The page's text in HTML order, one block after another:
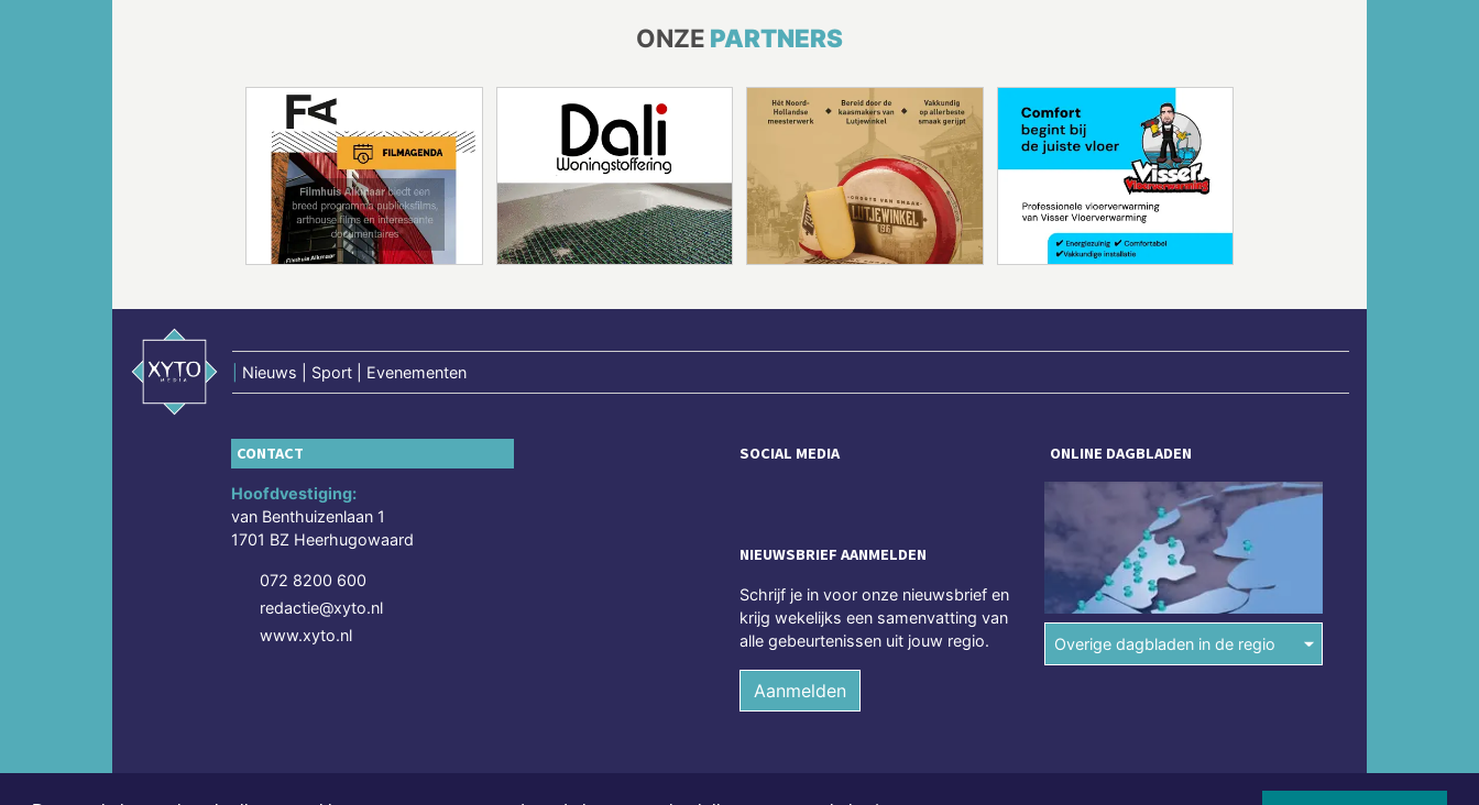
ONZE PARTNERS
Nieuws | Sport | Evenementen
CONTACT
Hoofdvestiging:
van Benthuizenlaan 1
1701 BZ Heerhugowaard
072 8200 600
redactie@xyto.nl
www.xyto.nl
SOCIAL MEDIA
NIEUWSBRIEF AANMELDEN
Schrijf je in voor onze nieuwsbrief en
krijg wekelijks een samenvatting van
alle gebeurtenissen uit jouw regio.
Aanmelden
ONLINE DAGBLADEN
Overige dagbladen in de regio